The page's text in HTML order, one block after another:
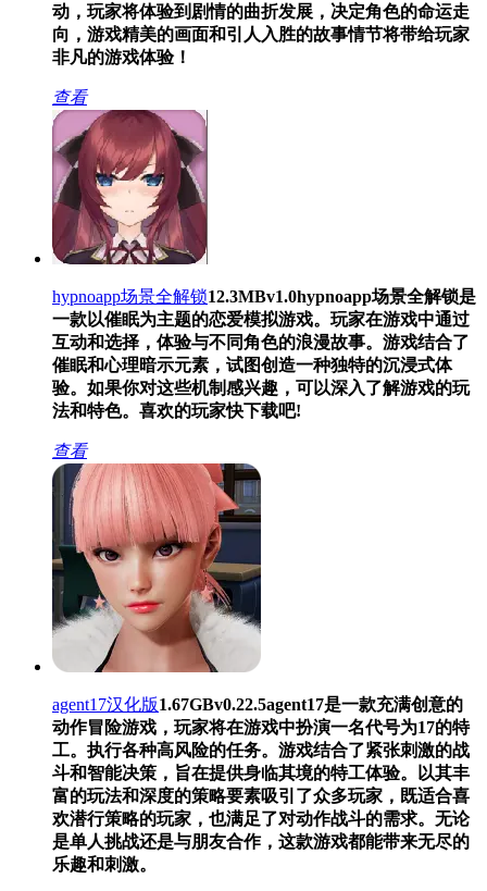
动，玩家将体验到剧情的曲折发展，决定角色的命运走
向，游戏精美的画面和引人入胜的故事情节将带给玩家
非凡的游戏体验！
查看
hypnoapp场景全解锁12.3MBv1.0hypnoapp场景全解锁是
一款以催眠为主题的恋爱模拟游戏。玩家在游戏中通过
互动和选择，体验与不同角色的浪漫故事。游戏结合了
催眠和心理暗示元素，试图创造一种独特的沉浸式体
验。如果你对这些机制感兴趣，可以深入了解游戏的玩
法和特色。喜欢的玩家快下载吧!
查看
agent17汉化版1.67GBv0.22.5agent17是一款充满创意的
动作冒险游戏，玩家将在游戏中扮演一名代号为17的特
工。执行各种高风险的任务。游戏结合了紧张刺激的战
斗和智能决策，旨在提供身临其境的特工体验。以其丰
富的玩法和深度的策略要素吸引了众多玩家，既适合喜
欢潜行策略的玩家，也满足了对动作战斗的需求。无论
是单人挑战还是与朋友合作，这款游戏都能带来无尽的
乐趣和刺激。